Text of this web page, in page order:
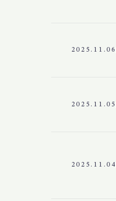
2025.11.06
2025.11.05
2025.11.04